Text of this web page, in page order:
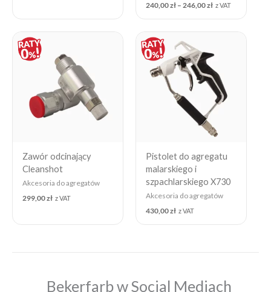
240,00zł – 246,00zł z VAT
Zawór odcinający
Cleanshot
Akcesoria do agregatów
299,00zł z VAT
Pistolet do agregatu
malarskiego i
szpachlarskiego X730
Akcesoria do agregatów
430,00zł z VAT
Bekerfarb w Social Mediach